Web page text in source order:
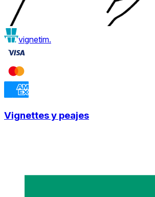
vignetim.
Vignettes y peajes